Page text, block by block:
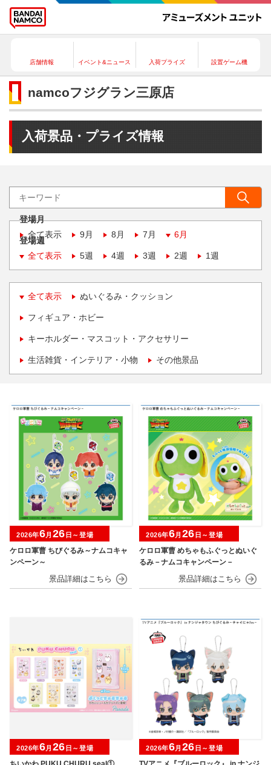
店舗情報 イベント&ニュース 入荷プライズ 設置ゲーム機
namcoフジグラン三原店
入荷景品・プライズ情報
登場月
全て表示
9月 8月 7月 6月
登場週
全て表示
5週 4週 3週 2週 1週
全て表示 ぬいぐるみ・クッション
フィギュア・ホビー
キーホルダー・マスコット・アクセサリー
生活雑貨・インテリア・小物 その他景品
ケロロ軍曹 ちびぐるみ～ナムコキャ
ンペーン～
2026年6月 26 日～登場
ケロロ軍曹 めちゃもふぐっとぬいぐ
るみ－ナムコキャンペーン－
2026年6月 26 日～登場
2026年6月 26 日～登場 2026年6月 26 日～登場